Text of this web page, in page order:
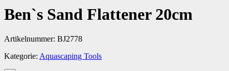
Ben`s Sand Flattener 20cm
Artikelnummer: BJ2778
Kategorie: Aquascaping Tools